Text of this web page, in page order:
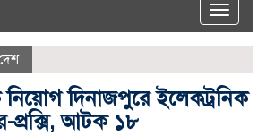
Toggle
নিয়োগ দিনাজপুরে ইলেকট্রনিক
প্রক্সি, আটক ১৮